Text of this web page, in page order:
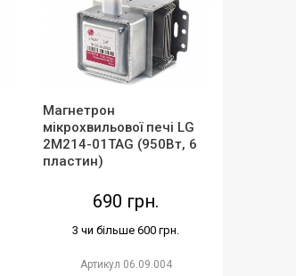
Магнетрон
мікрохвильової печі LG
2M214-01TAG (950Вт, 6
пластин)
690 грн.
3 чи більше 600 грн.
Артикул 06.09.004